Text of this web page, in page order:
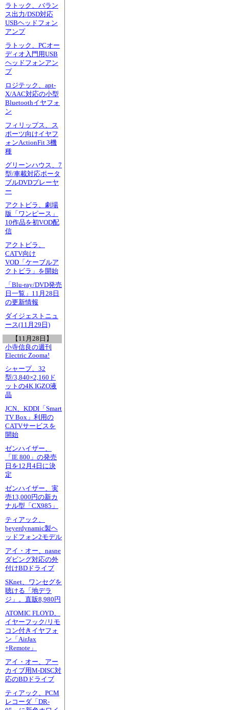
ラトック、バラン
ス出力/DSD対応
USBヘッドフォン
アンプ
ラトック、PCオー
ディオ入門用USB
ヘッドフォンアン
プ
ロジテック、apt-
X/AAC対応の小型
Bluetoothイヤフォ
ン
フィリップス、ス
ポーツ向けイヤフ
ォンActionFit 3機
種
グリーンハウス、7
型/車載対応ポータ
ブルDVDプレーヤ
ー
アクトビラ、劇場
版「ワンピース」
10作品を初VOD配
信
アクトビラ、
CATV向け
VOD「ケーブルア
クトビラ」を開始
「Blu-ray/DVD発売
日一覧」11月28日
の更新情報
ダイジェストニュ
ース(11月29日)
【11月28日】
小寺信良の週刊
Electric Zooma!
シャープ、32
型/3,840×2,160ド
ットの4K IGZO液
晶
JCN、KDDI「Smart
TV Box」利用の
CATVサービスを
開始
ゼンハイザー、
「IE 800」の発売
日を12月4日に決
定
ゼンハイザー、実
売13,000円の新カ
ナル型「CX985」
ティアック、
beyerdynamic製ヘ
ッドフォン2モデル
アイ・オー、nasne
ダビング対応の外
付けBDドライブ
SKnet、ワンセグを
聴ける「地デラ
ジ」。直販8,980円
ATOMIC FLOYD、
イヤーフック/リモ
コン付きイヤフォ
ン「AirJax
+Remote」
アイ・オー、アー
カイブ用M-DISC対
応のBDドライブ
ティアック、PCM
レコーダ「DR-